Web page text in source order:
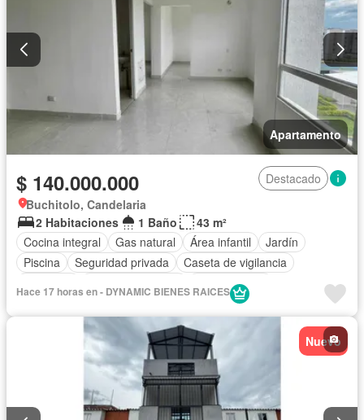
Apartamento
$ 140.000.000
Destacado
Buchitolo, Candelaria
2 Habitaciones
1 Baño
43 m²
Cocina integral
Gas natural Área infantil
Jardín
Piscina
Seguridad privada
Caseta de vigilancia
Permite niños
Hace 17 horas en - DYNAMIC BIENES RAICES
Nuevo